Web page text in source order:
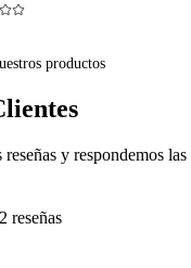
productos
y respondemos
2 reseñas